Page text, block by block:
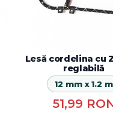
Lesă cordelina cu
reglabilă
12 mm x 1.2 m
51,99